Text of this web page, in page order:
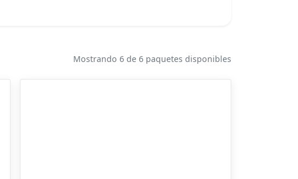
Mostrando 6 de 6 paquetes disponibles